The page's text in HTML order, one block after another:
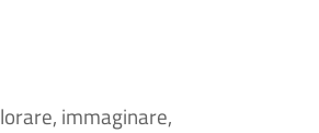
immaginare,